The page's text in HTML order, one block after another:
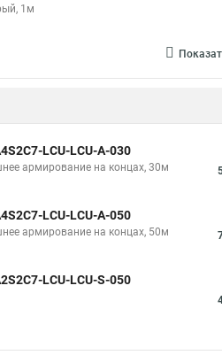
1м
LCU-LCU-A-030
армирование на концах, 30м
LCU-LCU-A-050
армирование на концах, 50м
LCU-LCU-S-050